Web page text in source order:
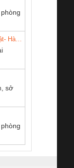
sát dòng
16I+
nhôm chống
Đà Nẵng
TY CP TỰ
DÂY VÀ
sở